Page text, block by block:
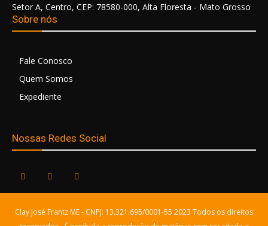
Setor A, Centro, CEP: 78580-000, Alta Floresta - Mato Grosso
Sobre nós
Fale Conosco
Quem Somos
Expediente
Nossas Redes Social
Clay José Frantz ME - CNPJ: 13.321.695/0001-55 2023 Todos os direitos